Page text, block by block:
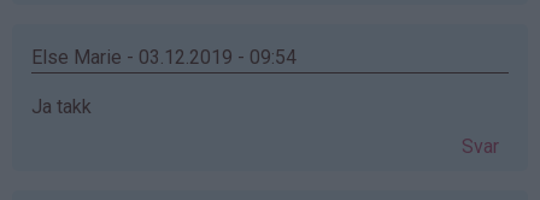
Else Marie - 03.12.2019 - 09:54
Ja takk
Svar